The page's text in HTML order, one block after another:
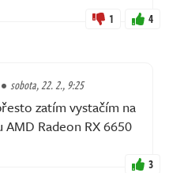
1 4
sobota, 22. 2., 9:25
zatím vystačím na
Radeon RX 6650
3